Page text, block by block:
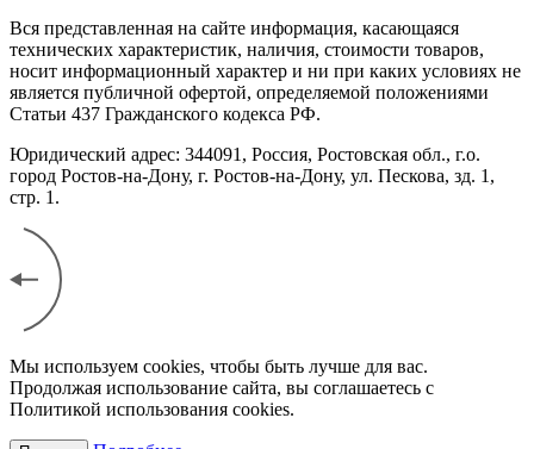
Вся представленная на сайте информация, касающаяся
технических характеристик, наличия, стоимости товаров,
носит информационный характер и ни при каких условиях не
является публичной офертой, определяемой положениями
Статьи 437 Гражданского кодекса РФ.
Юридический адрес: 344091, Россия, Ростовская обл., г.о.
город Ростов-на-Дону, г. Ростов-на-Дону, ул. Пескова, зд. 1,
стр. 1.
Мы используем cookies, чтобы быть лучше для вас.
Продолжая использование сайта, вы соглашаетесь с
Политикой использования cookies.